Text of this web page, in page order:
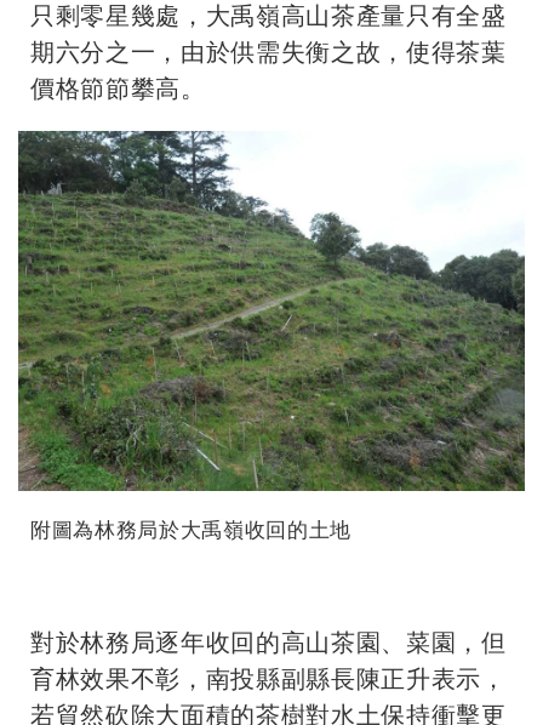
只剩零星幾處，大禹嶺高山茶產量只有全盛
期六分之一，由於供需失衡之故，使得茶葉
價格節節攀高。
附圖為林務局於大禹嶺收回的土地
對於林務局逐年收回的高山茶園、菜園，但
育林效果不彰，南投縣副縣長陳正升表示，
若貿然砍除大面積的茶樹對水土保持衝擊更